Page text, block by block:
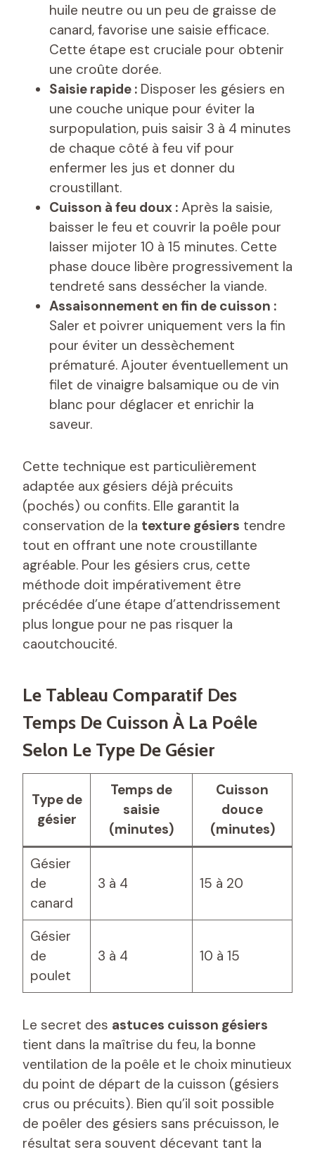
huile neutre ou un peu de graisse de
canard, favorise une saisie efficace.
Cette étape est cruciale pour obtenir
une croûte dorée.
Saisie rapide : Disposer les gésiers en
une couche unique pour éviter la
surpopulation, puis saisir 3 à 4 minutes
de chaque côté à feu vif pour
enfermer les jus et donner du
croustillant.
Cuisson à feu doux : Après la saisie,
baisser le feu et couvrir la poêle pour
laisser mijoter 10 à 15 minutes. Cette
phase douce libère progressivement la
tendreté sans dessécher la viande.
Assaisonnement en fin de cuisson :
Saler et poivrer uniquement vers la fin
pour éviter un dessèchement
prématuré. Ajouter éventuellement un
filet de vinaigre balsamique ou de vin
blanc pour déglacer et enrichir la
saveur.
Cette technique est particulièrement
adaptée aux gésiers déjà précuits
(pochés) ou confits. Elle garantit la
conservation de la texture gésiers tendre
tout en offrant une note croustillante
agréable. Pour les gésiers crus, cette
méthode doit impérativement être
précédée d’une étape d’attendrissement
plus longue pour ne pas risquer la
caoutchoucité.
Le Tableau Comparatif Des
Temps De Cuisson À La Poêle
Selon Le Type De Gésier
Type de
gésier
Temps de
saisie
(minutes)
Cuisson
douce
(minutes)
Gésier
de
canard
3 à 4 15 à 20
Gésier
de
poulet
3 à 4 10 à 15
Le secret des astuces cuisson gésiers
tient dans la maîtrise du feu, la bonne
ventilation de la poêle et le choix minutieux
du point de départ de la cuisson (gésiers
crus ou précuits). Bien qu’il soit possible
de poêler des gésiers sans précuisson, le
résultat sera souvent décevant tant la